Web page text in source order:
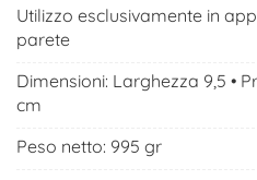
Utilizzo esclusivamente in
parete
Dimensioni: Larghezza 9,5 •
cm
Peso netto: 995 gr